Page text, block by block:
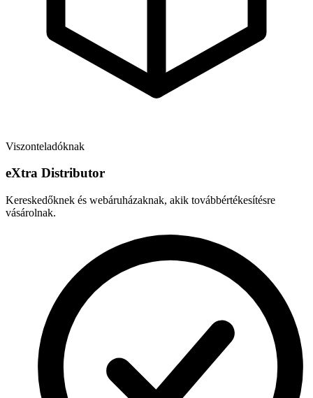
Viszonteladóknak
eXtra Distributor
Kereskedőknek és webáruházaknak, akik továbbértékesítésre
vásárolnak.